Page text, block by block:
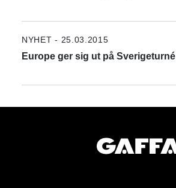
NYHET - 25.03.2015
Europe ger sig ut på Sverigeturné